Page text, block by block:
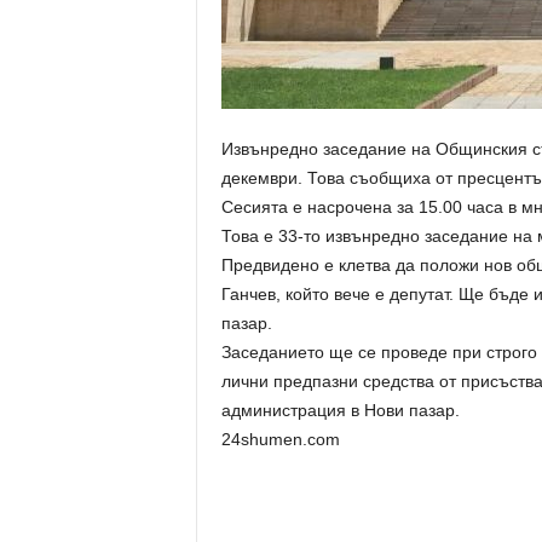
Извънредно заседание на Общинския
декември. Това съобщиха от
Сесията е насрочена за 15.00 часа в
Това е 33-то извънредно заседание на
Предвидено е клетва да положи нов
Ганчев, който вече е депутат. Ще
пазар.
Заседанието ще се проведе при
лични предпазни средства от
администрация в Нови пазар.
24shumen.com